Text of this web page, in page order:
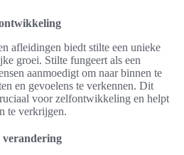
afleidingen biedt stilte een unieke
groei. Stilte fungeert als een
aanmoedigt om naar binnen te
en gevoelens te verkennen. Dit
voor zelfontwikkeling en helpt
te verkrijgen.
verandering